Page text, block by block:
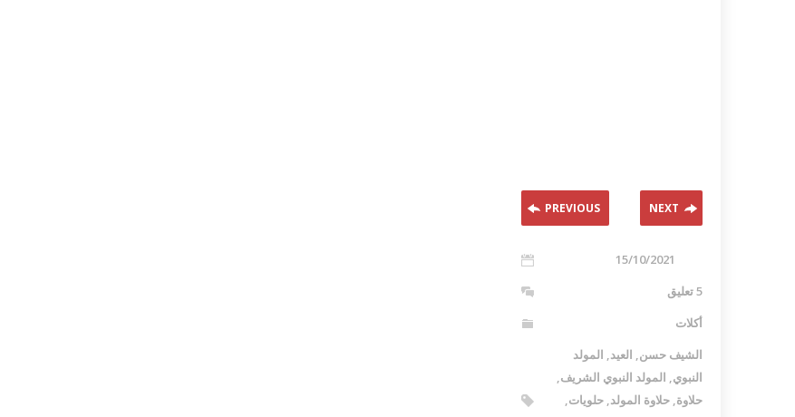
PREVIOUS NEXT
15/10/2021
5 تعليق
أكلات
الشيف حسن, العيد, المولد
النبوي, المولد النبوي الشريف,
حلاوة, حلاوة المولد, حلويات,